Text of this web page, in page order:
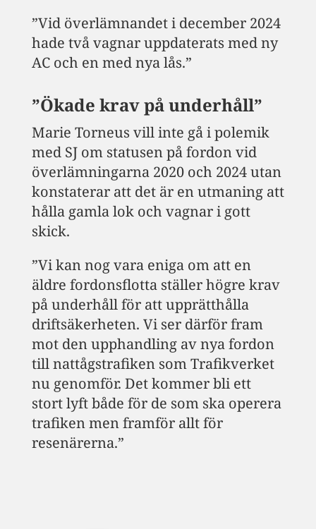
”Vid överlämnandet i december 2024
hade två vagnar uppdaterats med ny
AC och en med nya lås.”
”Ökade krav på underhåll”
Marie Torneus vill inte gå i polemik
med SJ om statusen på fordon vid
överlämningarna 2020 och 2024 utan
konstaterar att det är en utmaning att
hålla gamla lok och vagnar i gott
skick.
”Vi kan nog vara eniga om att en
äldre fordonsflotta ställer högre krav
på underhåll för att upprätthålla
driftsäkerheten. Vi ser därför fram
mot den upphandling av nya fordon
till nattågstrafiken som Trafikverket
nu genomför. Det kommer bli ett
stort lyft både för de som ska operera
trafiken men framför allt för
resenärerna.”